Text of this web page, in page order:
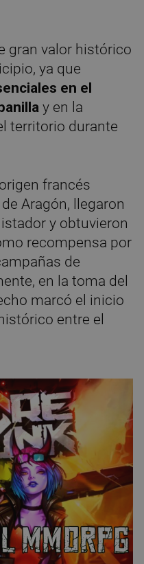
gran valor histórico
ya que
en el
y en la
territorio durante
francés
Aragón, llegaron
y obtuvieron
recompensa por
de
en la toma del
marcó el inicio
entre el